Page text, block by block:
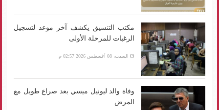
مكتب التنسيق يكشف آخر موعد لتسجيل
الرغبات للمرحلة الأولى
السبت، 08 أغسطس 2026 02:57 م
وفاة والد ليونيل ميسي بعد صراع طويل مع
المرض